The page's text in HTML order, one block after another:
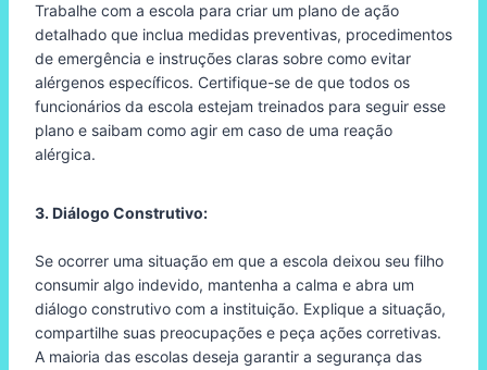
Trabalhe com a escola para criar um plano de ação
detalhado que inclua medidas preventivas, procedimentos
de emergência e instruções claras sobre como evitar
alérgenos específicos. Certifique-se de que todos os
funcionários da escola estejam treinados para seguir esse
plano e saibam como agir em caso de uma reação
alérgica.
3. Diálogo Construtivo:
Se ocorrer uma situação em que a escola deixou seu filho
consumir algo indevido, mantenha a calma e abra um
diálogo construtivo com a instituição. Explique a situação,
compartilhe suas preocupações e peça ações corretivas.
A maioria das escolas deseja garantir a segurança das